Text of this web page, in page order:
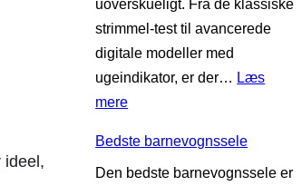
ideel,
æ
r
l
æ
g
e
s
v
æ
uoverskueligt. Fra de klassiske
strimmel-test til avancerede
digitale modeller med
ugeindikator, er der… Læs
mere:
e
d
Bedste barnevognssele
Den bedste barnevognssele er